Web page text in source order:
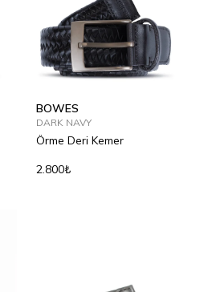
BOWES
DARK NAVY
Örme Deri Kemer
2.800₺